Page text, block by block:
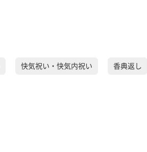
快気祝い・快気内祝い 香典返し